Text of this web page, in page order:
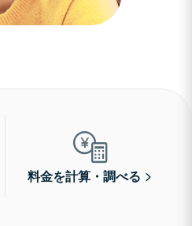
料金を計算・調べる